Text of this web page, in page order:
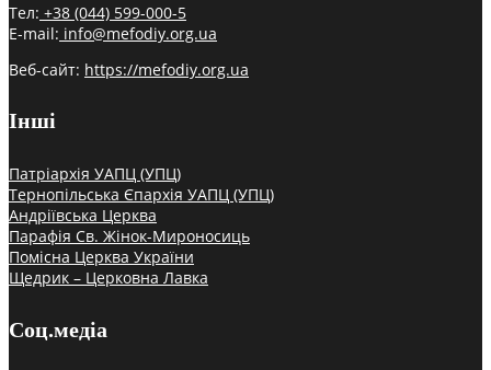
Тел: +38 (044) 599-000-5
E-mail: info@mefodiy.org.ua
Веб-сайт: https://mefodiy.org.ua
Інші
Патріархія УАПЦ (УПЦ)
Тернопільська Єпархія УАПЦ (УПЦ)
Андріївська Церква
Парафія Св. Жінок-Мироносиць
Помісна Церква України
Щедрик – Церковна Лавка
Соц.медіа